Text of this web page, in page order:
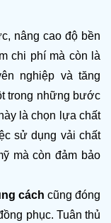
nâng cao độ bền
chi phí mà còn là
nghiệp và tăng
trong những bước
là chọn lựa chất
sử dụng vải chất
mà còn đảm bảo
cách cũng đóng
phục. Tuân thủ